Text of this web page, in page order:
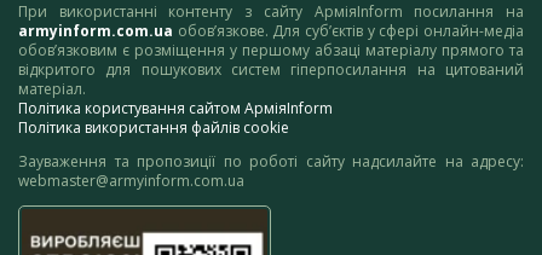
При використанні контенту з сайту АрміяInform посилання на
armyinform.com.ua обов’язкове. Для суб’єктів у сфері онлайн-медіа
обов’язковим є розміщення у першому абзаці матеріалу прямого та
відкритого для пошукових систем гіперпосилання на цитований
матеріал.
Політика користування сайтом АрміяInform
Політика використання файлів cookie
Зауваження та пропозиції по роботі сайту надсилайте на адресу:
webmaster@armyinform.com.ua